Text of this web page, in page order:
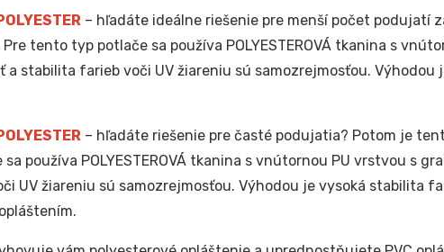
– hľadáte ideálne riešenie pre menší počet podujatí
tento typ potlače sa používa POLYESTEROVÁ tkanina s
a stabilita farieb voči UV žiareniu sú samozrejmosťou. Výhodou
– hľadáte riešenie pre časté podujatia? Potom je
používa POLYESTEROVÁ tkanina s vnútornou PU vrstvou s
UV žiareniu sú samozrejmosťou. Výhodou je vysoká stabilita